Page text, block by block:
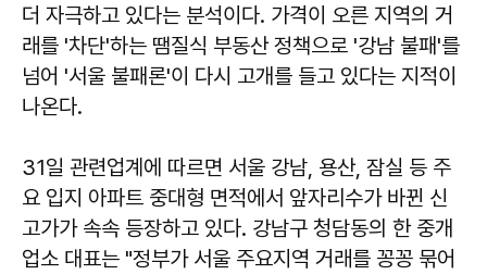
더 자극하고 있다는 분석이다. 가격이 오른 지역의 거
래를 '차단'하는 땜질식 부동산 정책으로 '강남 불패'를
넘어 '서울 불패론'이 다시 고개를 들고 있다는 지적이
나온다.
31일 관련업계에 따르면 서울 강남, 용산, 잠실 등 주
요 입지 아파트 중대형 면적에서 앞자리수가 바뀐 신
고가가 속속 등장하고 있다. 강남구 청담동의 한 중개
업소 대표는 "정부가 서울 주요지역 거래를 꽁꽁 묶어